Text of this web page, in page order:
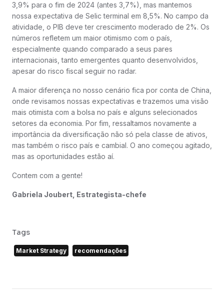
3,9% para o fim de 2024 (antes 3,7%), mas mantemos
nossa expectativa de Selic terminal em 8,5%. No campo da
atividade, o PIB deve ter crescimento moderado de 2%. Os
números refletem um maior otimismo com o país,
especialmente quando comparado a seus pares
internacionais, tanto emergentes quanto desenvolvidos,
apesar do risco fiscal seguir no radar.
A maior diferença no nosso cenário fica por conta de China,
onde revisamos nossas expectativas e trazemos uma visão
mais otimista com a bolsa no país e alguns selecionados
setores da economia. Por fim, ressaltamos novamente a
importância da diversificação não só pela classe de ativos,
mas também o risco país e cambial. O ano começou agitado,
mas as oportunidades estão aí.
Contem com a gente!
Gabriela Joubert, Estrategista-chefe
Tags
Market Strategy recomendações